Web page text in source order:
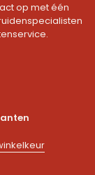
op met één